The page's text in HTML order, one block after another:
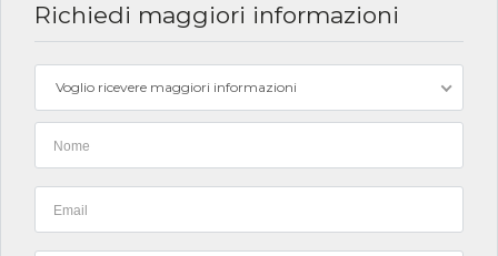
Richiedi maggiori informazioni
Voglio ricevere maggiori informazioni